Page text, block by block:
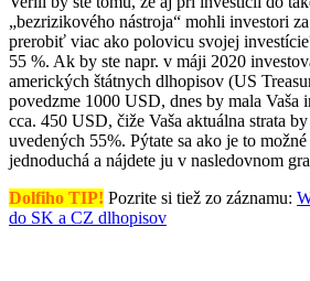
„bezrizikového nástroja“ mohli investori
prerobiť viac ako polovicu svojej
55 %. Ak by ste napr. v máji 2020
amerických štátnych dlhopisov (US
povedzme 1000 USD, dnes by mala Vaša
cca. 450 USD, čiže Vaša aktuálna strata
uvedených 55%. Pýtate sa ako je to
jednoduchá a nájdete ju v nasledovnom
Dolfiho TIP! Pozrite si tiež zo záznamu:
do SK a CZ dlhopisov